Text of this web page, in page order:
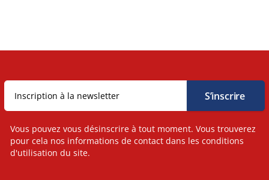
Vous pouvez vous désinscrire à tout moment. Vous trouverez
pour cela nos informations de contact dans les conditions
d'utilisation du site.